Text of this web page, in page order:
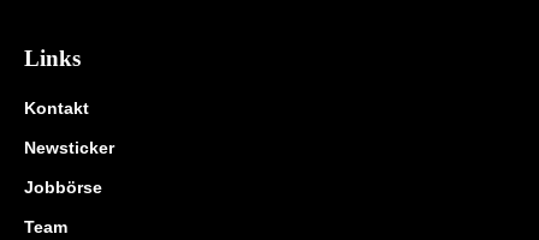
Links
Kontakt
Newsticker
Jobbörse
Team